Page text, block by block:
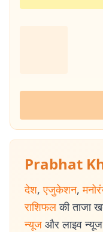
Prabhat
देश, एजुकेशन,
राशिफल की ताजा
न्यूज और लाइव